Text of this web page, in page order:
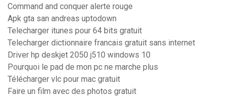
Command and conquer alerte rouge
Apk gta san andreas uptodown
Telecharger itunes pour 64 bits gratuit
Telecharger dictionnaire francais gratuit sans internet
Driver hp deskjet 2050 j510 windows 10
Pourquoi le pad de mon pc ne marche plus
Télécharger vlc pour mac gratuit
Faire un film avec des photos gratuit